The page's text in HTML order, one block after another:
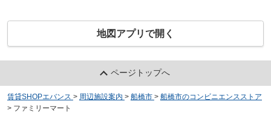
地図アプリで開く
ページトップへ
賃貸SHOPエバンス > 周辺施設案内 > 船橋市 > 船橋市のコンビニエンスストア
> ファミリーマート